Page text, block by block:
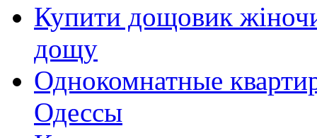
Купити дощовик
дощу
Однокомнатные
Одессы